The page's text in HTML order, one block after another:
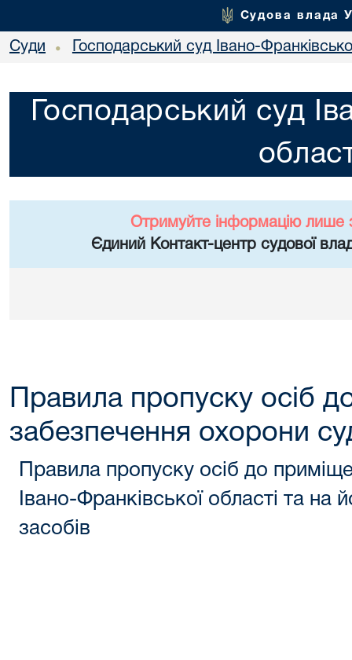
Судова влада
Суди • Господарський суд Івано-
Господарський суд
Отримуйте інформацію лише
Єдиний Контакт-центр судової
Правила пропуску осіб
забезпечення охорони
Правила пропуску осіб до
Івано-Франківської області та на
засобів